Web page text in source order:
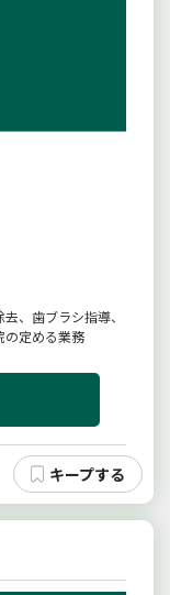
、歯ブラシ指導、
の定める業務